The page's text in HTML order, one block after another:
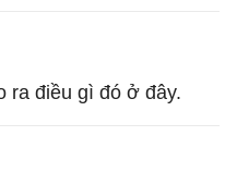
ra điều gì đó ở đây.